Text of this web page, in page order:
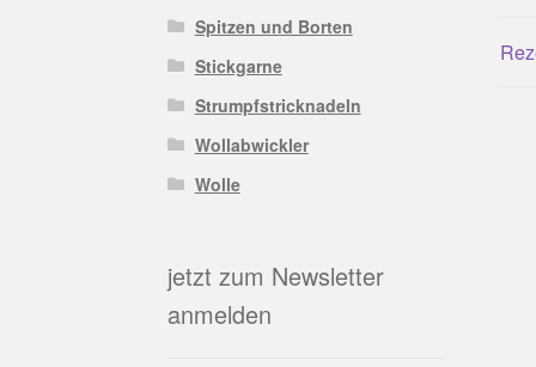
Spitzen und Borten
Stickgarne
Strumpfstricknadeln
Wollabwickler
Wolle
jetzt zum Newsletter
anmelden